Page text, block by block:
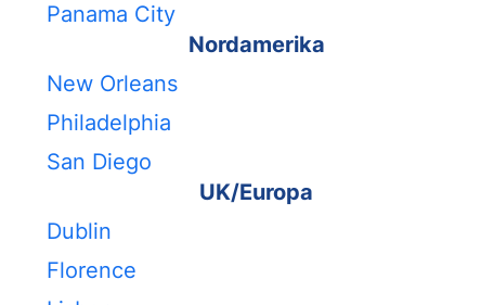
Panama City
Nordamerika
New Orleans
Philadelphia
San Diego
UK/Europa
Dublin
Florence